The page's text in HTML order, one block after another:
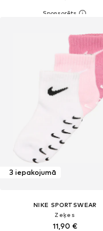
3 iepakojumā
NIKE SPORTSWEAR
Zeķes
11,90 €